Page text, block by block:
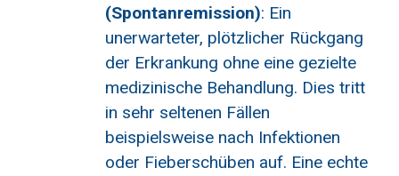
(Spontanremission): Ein
unerwarteter, plötzlicher Rückgang
der Erkrankung ohne eine gezielte
medizinische Behandlung. Dies tritt
in sehr seltenen Fällen
beispielsweise nach Infektionen
oder Fieberschüben auf. Eine echte